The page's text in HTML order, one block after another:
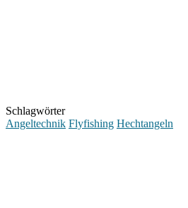
Schlagwörter
Angeltechnik Flyfishing Hechtangeln